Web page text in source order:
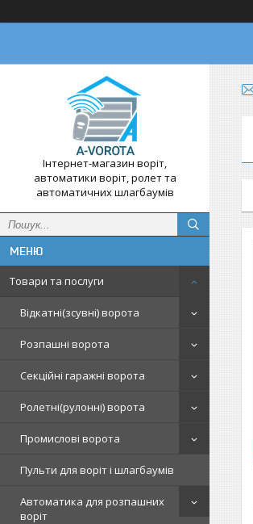
Інтернет-магазин воріт,
автоматики воріт, ролет та
автоматичних шлагбаумів
Товари та послуги
Відкатні(зсувні) ворота
Розпашні ворота
Секційні гаражні ворота
Ролетні(рулонні) ворота
Промислові ворота
Пульти для воріт і шлагбаумів
Автоматика для розпашних
воріт